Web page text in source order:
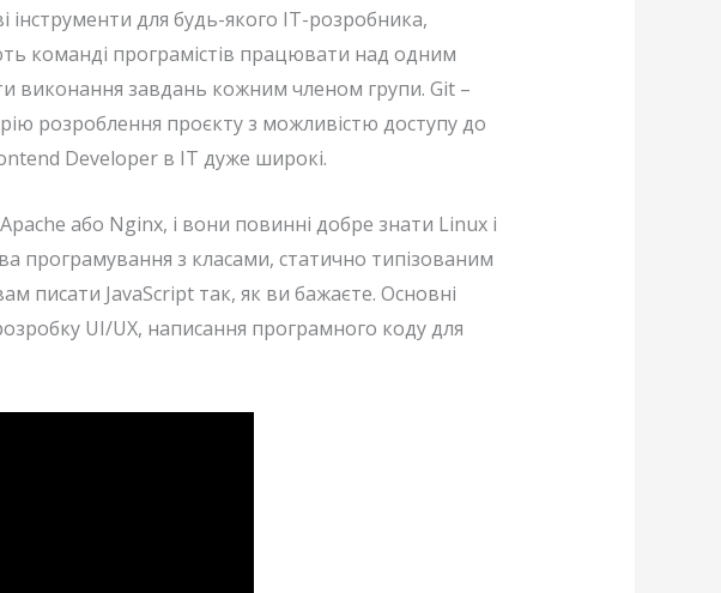
інструменти для будь-якого IT-розробника,
команді програмістів працювати над одним
виконання завдань кожним членом групи. Git –
розроблення проєкту з можливістю доступу до
Developer в IT дуже широкі.
або Nginx, і вони повинні добре знати Linux і
програмування з класами, статично типізованим
писати JavaScript так, як ви бажаєте. Основні
UI/UX, написання програмного коду для